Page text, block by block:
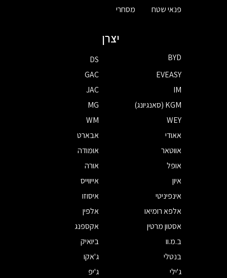
פנאי שטח
מסחרי
יצרן
BYD
DS
EVEASY
GAC
IM
JAC
KGM (סאנגיונג)
MG
WEY
WM
אאודי
אבארט
אווטאר
אומודה
אופל
אורה
איון
אייווייס
אינפיניטי
איסוזו
אלפא רומיאו
אלפין
אסטון מרטין
אקספנג
ב.מ.וו
ביואיק
בנטלי
ג'אקו
ג'ילי
ג'יפ